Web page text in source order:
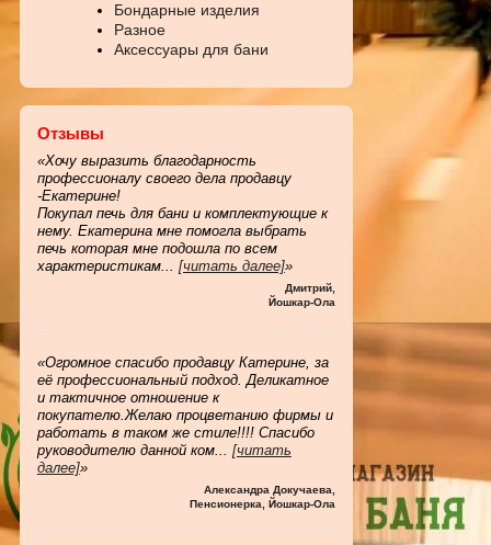
Бондарные изделия
Разное
Аксессуары для бани
Отзывы
«Хочу выразить благодарность
профессионалу своего дела продавцу
-Екатерине!
Покупал печь для бани и комплектующие к
нему. Екатерина мне помогла выбрать
печь которая мне подошла по всем
характеристикам... [читать далее]»
Дмитрий,
Йошкар-Ола
«Огромное спасибо продавцу Катерине, за
её профессиональный подход. Деликатное
и тактичное отношение к
покупателю.Желаю процветанию фирмы и
работать в таком же стиле!!!! Спасибо
руководителю данной ком... [читать
далее]»
Александра Докучаева
Пенсионерка, Йошкар-Ола